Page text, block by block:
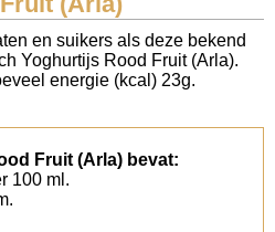
en suikers als deze bekend
Yoghurtijs Rood Fruit (Arla).
energie (kcal) 23g.
Fruit (Arla) bevat:
100 ml.